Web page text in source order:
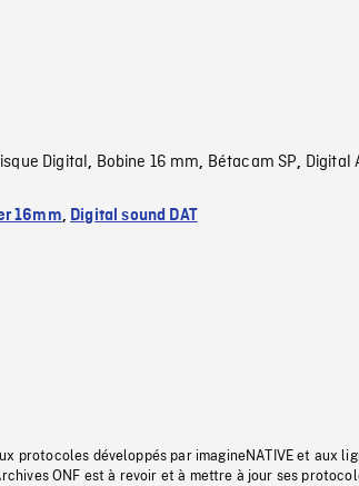
Digital, Bobine 16 mm, Bétacam SP, Digital
16mm, Digital sound DAT
protocoles développés par imagineNATIVE et aux
ONF est à revoir et à mettre à jour ses